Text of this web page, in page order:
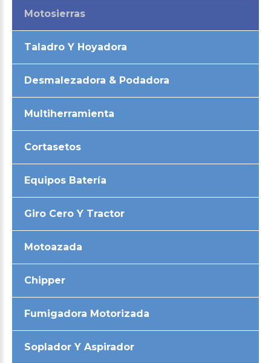
Motosierras
Taladro Y Hoyadora
Desmalezadora & Podadora
Multiherramienta
Cortasetos
Equipos Batería
Giro Cero Y Tractor
Motoazada
Chipper
Fumigadora Motorizada
Soplador Y Aspirador